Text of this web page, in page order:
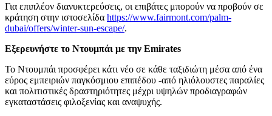
Για επιπλέον διανυκτερεύσεις, οι επιβάτες μπορούν να προβούν σε
κράτηση στην ιστοσελίδα https://www.fairmont.com/palm-
dubai/offers/winter-sun-escape/.
Εξερευνήστε το Ντουμπάι με την Emirates
Το Ντουμπάι προσφέρει κάτι νέο σε κάθε ταξιδιώτη μέσα από ένα
εύρος εμπειριών παγκόσμιου επιπέδου -από ηλιόλουστες παραλίες
και πολιτιστικές δραστηριότητες μέχρι υψηλών προδιαγραφών
εγκαταστάσεις φιλοξενίας και αναψυχής.